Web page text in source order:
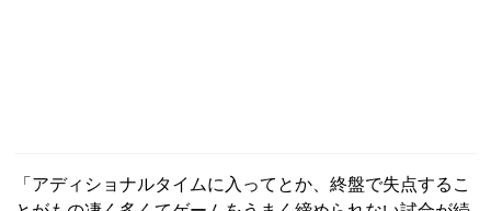
「アディショナルタイムに入ってとか、終盤で失点するこ